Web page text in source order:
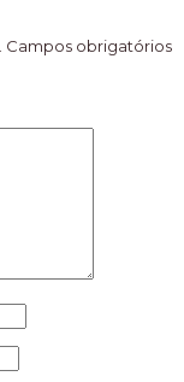
Campos obrigatórios